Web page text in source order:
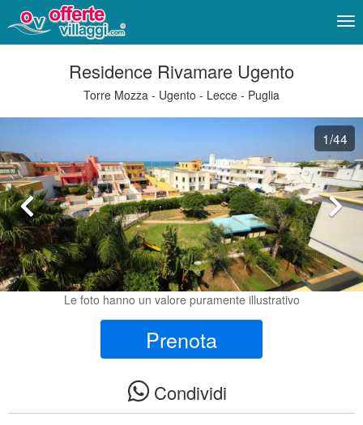
Residence Rivamare Ugento
Torre Mozza - Ugento - Lecce - Puglia
1/44
Le foto hanno un valore puramente illustrativo
Prenota
Condividi